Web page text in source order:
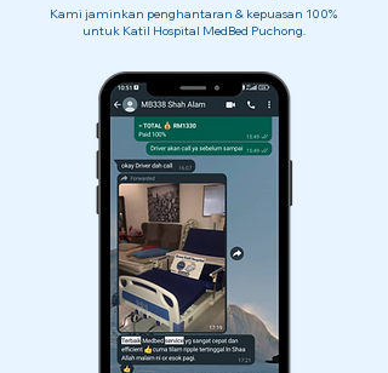
Kami jaminkan penghantaran & kepuasan 100%
untuk Katil Hospital MedBed Puchong.